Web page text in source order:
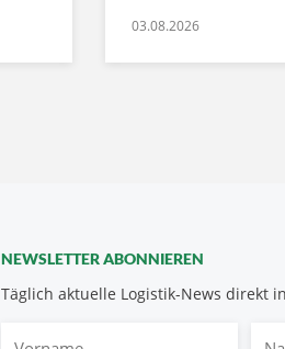
03.08.2026
NEWSLETTER ABONNIEREN
Täglich aktuelle Logistik-News direkt